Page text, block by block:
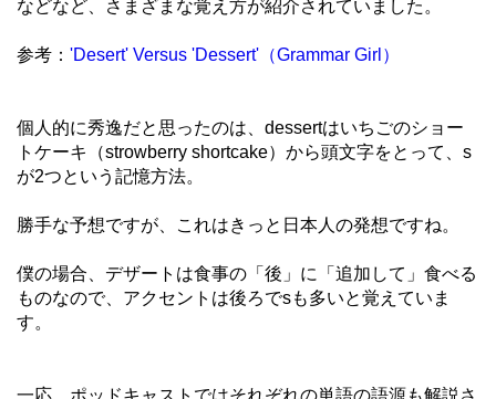
などなど、さまざまな覚え方が紹介されていました。
参考： 'Desert' Versus 'Dessert'（Grammar Girl）
個人的に秀逸だと思ったのは、dessertはいちごのショー
トケーキ（strowberry shortcake）から頭文字をとって、s
が2つという記憶方法。
勝手な予想ですが、これはきっと日本人の発想ですね。
僕の場合、デザートは食事の「後」に「追加して」食べる
ものなので、アクセントは後ろでsも多いと覚えていま
す。